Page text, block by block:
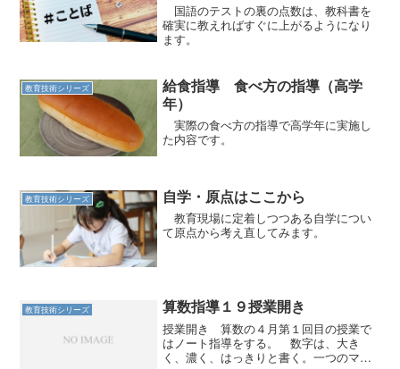
国語のテストの裏の点数は、教科書を
確実に教えればすぐに上がるようになり
ます。
教育技術シリーズ
給食指導 食べ方の指導（高学
年）
実際の食べ方の指導で高学年に実施し
た内容です。
教育技術シリーズ 自学・原点はここから
教育現場に定着しつつある自学につい
て原点から考え直してみます。
教育技術シリーズ 算数指導１９授業開き
授業開き 算数の４月第１回目の授業で
はノート指導をする。 数字は、大き
く、濃く、はっきりと書く。一つのマス